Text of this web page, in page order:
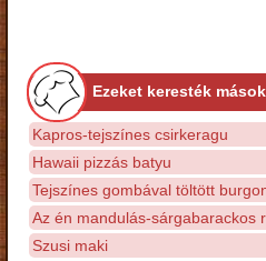
Ezeket keresték mások
Kapros-tejszínes csirkeragu
Hawaii pizzás batyu
Tejszínes gombával töltött
Az én mandulás-sárgabarackos
Szusi maki